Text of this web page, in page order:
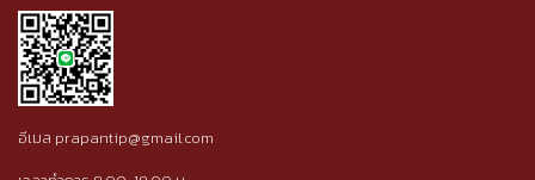
อีเมล prapantip@gmail.com